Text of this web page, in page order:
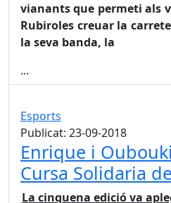
vianants que permeti als
Rubiroles creuar la
la seva banda, la
...
Esports
Publicat: 23-09-2018
Enrique i
Cursa Solidaria
La cinquena edició va